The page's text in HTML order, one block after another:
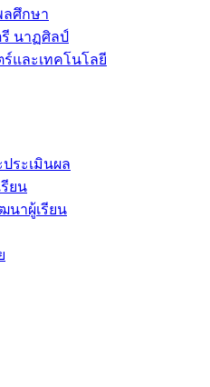
ศึกษา
นาฏศิลป์
และเทคโนโลยี
ระเมินผล
ยน
นาผู้เรียน